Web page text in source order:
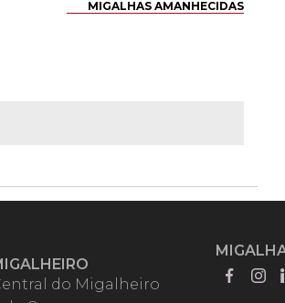
MIGALHAS AMANHECIDAS
do Migalheiro